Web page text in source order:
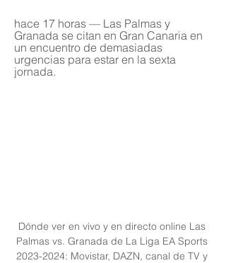
hace 17 horas — Las Palmas y
Granada se citan en Gran Canaria en
un encuentro de demasiadas
urgencias para estar en la sexta
jornada.
Dónde ver en vivo y en directo online Las
Palmas vs. Granada de La Liga EA Sports
2023-2024: Movistar, DAZN, canal de TV y